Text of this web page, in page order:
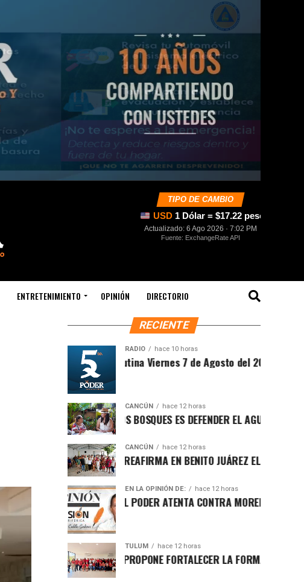
TIPO DE CAMBIO
USD 1 Dólar = $17.22 pesos
Actualizado: 6 Ago 2026 · 7:02 PM
Fuente: ExchangeRate API
ENTRETENIMIENTO OPINIÓN DIRECTORIO
RECIENTE
RADIO hace 10 horas
Sintesis Matutina Viernes 7 de Agosto del 2026
CANCÚN hace 12 horas
PROTEGER LOS BOSQUES ES DEFENDER EL AGUA Y EL FUTURO
CANCÚN hace 12 horas
RAFA MARÍN REAFIRMA EN BENITO JUÁREZ EL LLAMADO A
EN LA OPINIÓN DE: hace 12 horas
LUCHA POR EL PODER ATENTA CONTRA MORENA EN Q.ROO
TULUM hace 12 horas
HUGO ALDAY PROPONE FORTALECER LA FORMACIÓN